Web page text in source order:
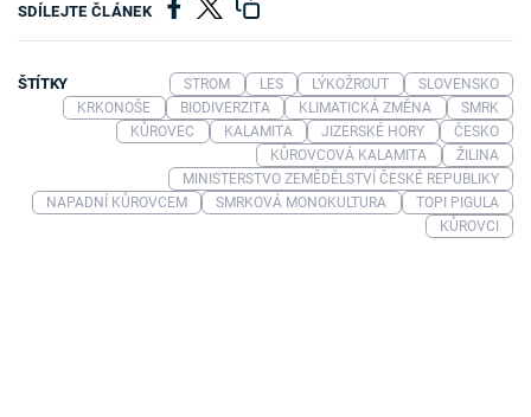
SDÍLEJTE ČLÁNEK
ŠTÍTKY STROM LES LÝKOŽROUT
SLOVENSKO
KRKONOŠE
BIODIVERZITA KLIMATICKÁ ZMĚNA
SMRK
KŮROVEC
KALAMITA JIZERSKÉ HORY
ČESKO
KŮROVCOVÁ KALAMITA
ŽILINA
MINISTERSTVO ZEMĚDĚLSTVÍ ČESKÉ REPUBLIKY
NAPADNÍ KŮROVCEM
SMRKOVÁ MONOKULTURA
TOPI PIGULA
KŮROVCI